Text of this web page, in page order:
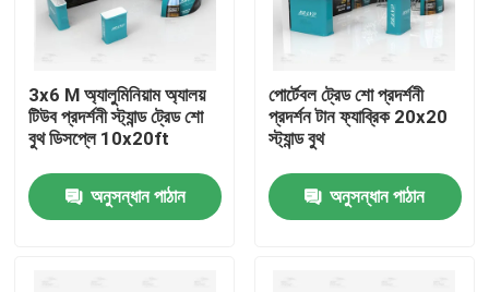
3x6 M অ্যালুমিনিয়াম অ্যালয়
টিউব প্রদর্শনী স্ট্যান্ড ট্রেড শো
বুথ ডিসপ্লে 10x20ft
অনুসন্ধান পাঠান
পোর্টেবল ট্রেড শো প্রদর্শনী
প্রদর্শন টান ফ্যাব্রিক 20x20
স্ট্যান্ড বুথ
অনুসন্ধান পাঠান